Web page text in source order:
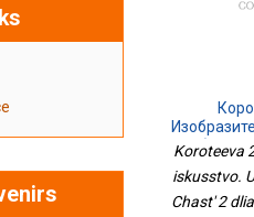
Учебник.
Koroteeva
iskusstvo.
Chast' 2